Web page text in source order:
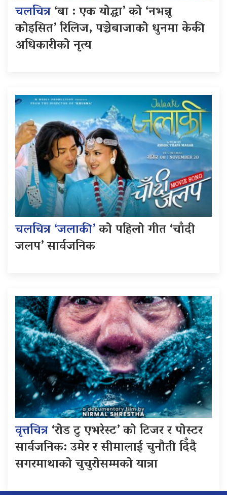
चलचित्र‘बा : एक योद्धा’ को ‘नभन्नू
कोइसित’ रिलिज, पञ्चेबाजाको धुनमा केकी
अधिकारीको नृत्य
चलचित्र ‘जलाकी’को पहिलो गीत ‘चाँदी
जलप’ सार्वजनिक
वृत्तचित्र‘रोड टु एभरेस्ट’ को टिजर र पोस्टर
सार्वजनिक: उमेर र सीमालाई चुनौती दिँदै
सगरमाथाको चुचुरोसम्मको यात्रा